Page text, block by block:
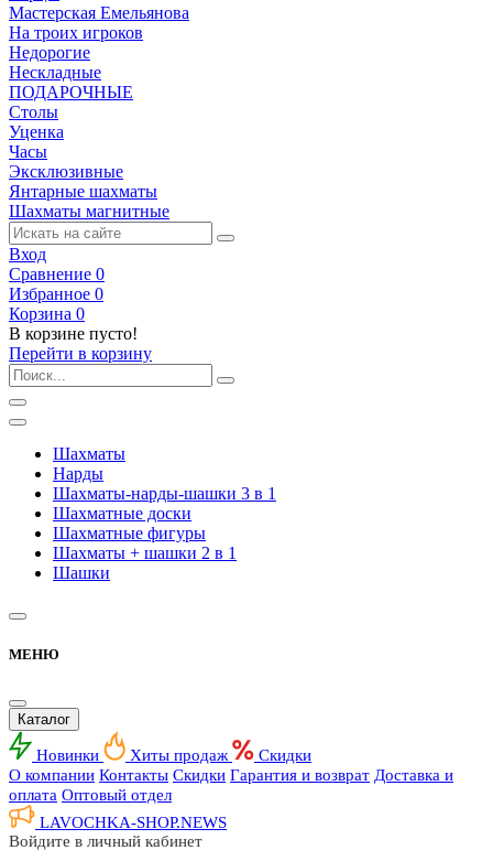
Мастерская Емельянова
На троих игроков
Недорогие
Нескладные
ПОДАРОЧНЫЕ
Столы
Уценка
Часы
Эксклюзивные
Янтарные шахматы
Шахматы магнитные
Вход
Сравнение 0
Избранное 0
Корзина 0
В корзине пусто!
Перейти в корзину
Шахматы
Нарды
Шахматы-нарды-шашки 3 в 1
Шахматные доски
Шахматные фигуры
Шахматы + шашки 2 в 1
Шашки
МЕНЮ
Каталог
Новинки Хиты продаж
Скидки
О компании Контакты Скидки Гарантия и возврат Доставка и
оплата Оптовый отдел
LAVOCHKA-SHOP.NEWS
Войдите в личный кабинет